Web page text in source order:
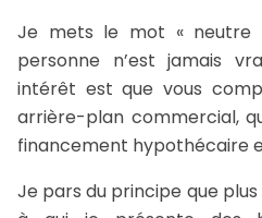
Je mets le mot « neutre
personne n’est jamais
intérêt est que vous
arrière-plan commercial,
financement hypothécaire
Je pars du principe que